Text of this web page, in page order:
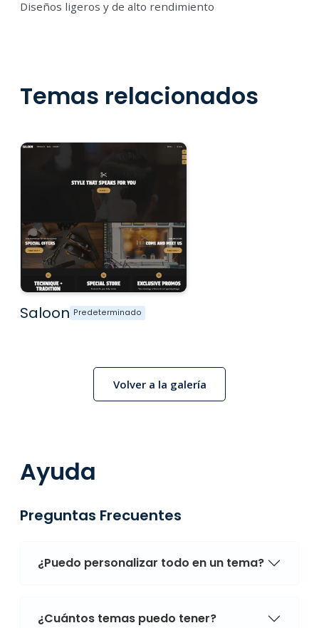
Diseños ligeros y de alto rendimiento
Temas relacionados
Saloon Predeterminado
Volver a la galería
Ayuda
Preguntas Frecuentes
¿Puedo personalizar todo en un tema?
¿Cuántos temas puedo tener?